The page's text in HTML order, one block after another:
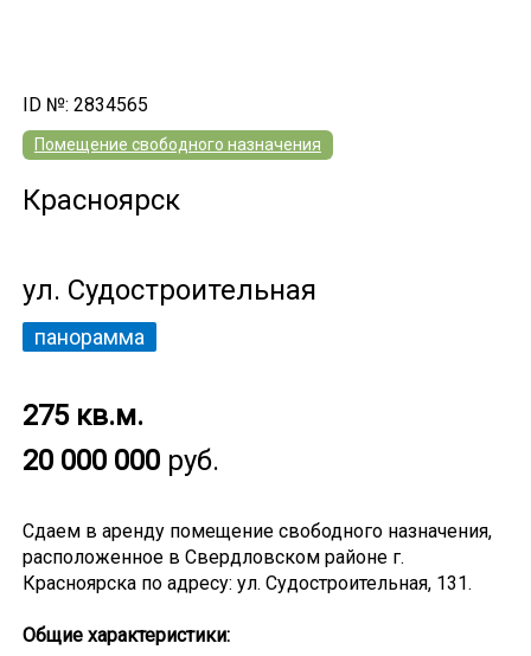
ID №: 2834565
Помещение свободного назначения
Красноярск
ул. Судостроительная
панорамма
275 кв.м.
20 000 000руб.
Сдаем в аренду помещение свободного назначения,
расположенное в Свердловском районе г.
Красноярска по адресу: ул. Судостроительная, 131.
Общие характеристики: